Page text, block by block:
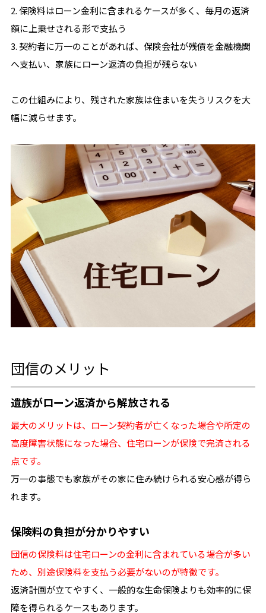
2. 保険料はローン金利に含まれるケースが多く、毎月の返済
額に上乗せされる形で支払う
3. 契約者に万一のことがあれば、保険会社が残債を金融機関
へ支払い、家族にローン返済の負担が残らない
この仕組みにより、残された家族は住まいを失うリスクを大
幅に減らせます。
団信のメリット
遺族がローン返済から解放される
最大のメリットは、ローン契約者が亡くなった場合や所定の
高度障害状態になった場合、住宅ローンが保険で完済される
点です。
万一の事態でも家族がその家に住み続けられる安心感が得ら
れます。
保険料の負担が分かりやすい
団信の保険料は住宅ローンの金利に含まれている場合が多い
ため、別途保険料を支払う必要がないのが特徴です。
返済計画が立てやすく、一般的な生命保険よりも効率的に保
障を得られるケースもあります。